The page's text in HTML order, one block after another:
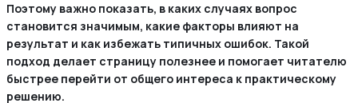
Поэтому важно показать, в каких случаях вопрос
становится значимым, какие факторы влияют на
результат и как избежать типичных ошибок. Такой
подход делает страницу полезнее и помогает читателю
быстрее перейти от общего интереса к практическому
решению.